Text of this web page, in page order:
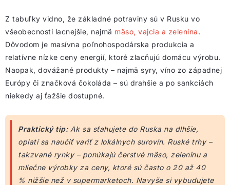
Z tabuľky vidno, že základné potraviny sú v Rusku vo
všeobecnosti lacnejšie, najmä mäso, vajcia a zelenina.
Dôvodom je masívna poľnohospodárska produkcia a
relatívne nízke ceny energií, ktoré zlacňujú domácu výrobu.
Naopak, dovážané produkty – najmä syry, víno zo západnej
Európy či značková čokoláda – sú drahšie a po sankciách
niekedy aj ťažšie dostupné.
Praktický tip:Ak sa sťahujete do Ruska na dlhšie,
oplatí sa naučiť variť z lokálnych surovín. Ruské trhy –
takzvané rynky – ponúkajú čerstvé mäso, zeleninu a
mliečne výrobky za ceny, ktoré sú často o 20 až 40
% nižšie než v supermarketoch. Navyše si vybudujete